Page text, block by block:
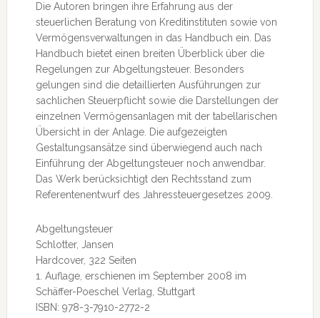
Die Autoren bringen ihre Erfahrung aus der
steuerlichen Beratung von Kreditinstituten sowie von
Vermögensverwaltungen in das Handbuch ein. Das
Handbuch bietet einen breiten Überblick über die
Regelungen zur Abgeltungsteuer. Besonders
gelungen sind die detaillierten Ausführungen zur
sachlichen Steuerpflicht sowie die Darstellungen der
einzelnen Vermögensanlagen mit der tabellarischen
Übersicht in der Anlage. Die aufgezeigten
Gestaltungsansätze sind überwiegend auch nach
Einführung der Abgeltungsteuer noch anwendbar.
Das Werk berücksichtigt den Rechtsstand zum
Referentenentwurf des Jahressteuergesetzes 2009.
Abgeltungsteuer
Schlotter, Jansen
Hardcover, 322 Seiten
1. Auflage, erschienen im September 2008 im
Schäffer-Poeschel Verlag, Stuttgart
ISBN: 978-3-7910-2772-2